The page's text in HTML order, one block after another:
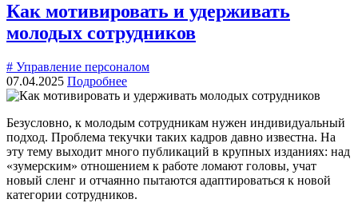
Как мотивировать и удерживать
молодых сотрудников
# Управление персоналом
07.04.2025 Подробнее
Безусловно, к молодым сотрудникам нужен индивидуальный
подход. Проблема текучки таких кадров давно известна. На
эту тему выходит много публикаций в крупных изданиях: над
«зумерским» отношением к работе ломают головы, учат
новый сленг и отчаянно пытаются адаптироваться к новой
категории сотрудников.